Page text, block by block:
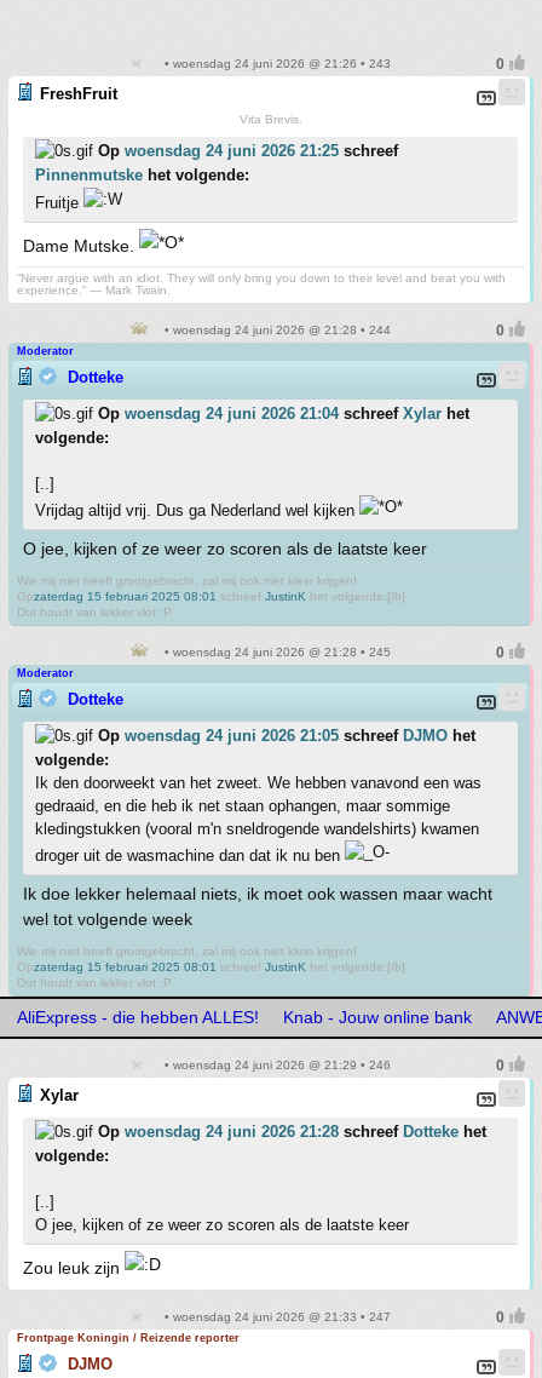
• woensdag 24 juni 2026 @ 21:26 • 243
FreshFruit
Vita Brevis.
Op woensdag 24 juni 2026 21:25 schreef
Pinnenmutske het volgende:
Fruitje
Dame Mutske.
“Never argue with an idiot. They will only bring you down to their level and beat you with
experience.” ― Mark Twain.
• woensdag 24 juni 2026 @ 21:28 • 244
Moderator
Dotteke
Op woensdag 24 juni 2026 21:04schreef Xylar het
volgende:
[..]
Vrijdag altijd vrij. Dus ga Nederland wel kijken
O jee, kijken of ze weer zo scoren als de laatste keer
Wie mij niet heeft grootgebracht, zal mij ook niet klein krijgen!
Opzaterdag 15 februari 2025 08:01 schreef JustinK het volgende:[/b]
Dot houdt van lekker vlot :P
• woensdag 24 juni 2026 @ 21:28 • 245
Moderator
Dotteke
Op woensdag 24 juni 2026 21:05 schreef DJMO het
volgende:
Ik den doorweekt van het zweet. We hebben vanavond een was
gedraaid, en die heb ik net staan ophangen, maar sommige
kledingstukken (vooral m'n sneldrogende wandelshirts) kwamen
droger uit de wasmachine dan dat ik nu ben
Ik doe lekker helemaal niets, ik moet ook wassen maar wacht
wel tot volgende week
Wie mij niet heeft grootgebracht, zal mij ook niet klein krijgen!
Opzaterdag 15 februari 2025 08:01 schreef JustinK het volgende:[/b]
Dot houdt van lekker vlot :P
AliExpress - die hebben ALLES! Knab - Jouw online bank
• woensdag 24 juni 2026 @ 21:29 • 246
Xylar
Op woensdag 24 juni 2026 21:28 schreef Dotteke het
volgende:
[..]
O jee, kijken of ze weer zo scoren als de laatste keer
Zou leuk zijn
• woensdag 24 juni 2026 @ 21:33 • 247
Frontpage Koningin / Reizende reporter
DJMO